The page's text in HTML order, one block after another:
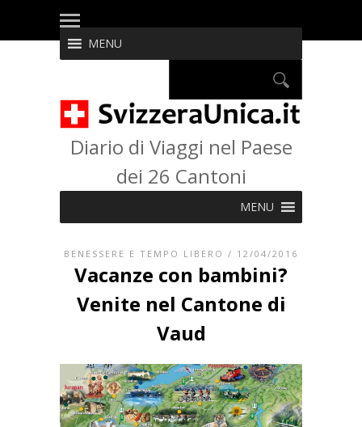
MENU
Diario di Viaggi nel Paese
dei 26 Cantoni
MENU
BENESSERE E TEMPO LIBERO / 12/04/2016
Vacanze con bambini?
Venite nel Cantone di
Vaud